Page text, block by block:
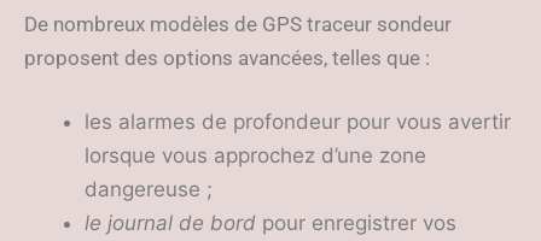
De nombreux modèles de GPS traceur sondeur
proposent des options avancées, telles que :
les alarmes de profondeur pour vous avertir
lorsque vous approchez d’une zone
dangereuse ;
le journal de bord pour enregistrer vos